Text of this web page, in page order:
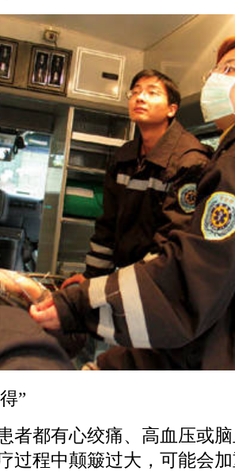
”
者都有心绞痛、高血压或
过程中颠簸过大，可能会